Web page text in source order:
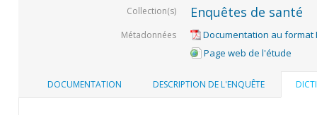
Collection(s) Enquêtes de santé
Métadonnées
Documentation au format
Page web de l'étude
DOCUMENTATION DESCRIPTION DE L'ENQUÊTE